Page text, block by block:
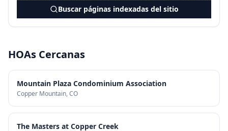
Buscar páginas indexadas del sitio
HOAs Cercanas
Mountain Plaza Condominium Association
Copper Mountain, CO
The Masters at Copper Creek